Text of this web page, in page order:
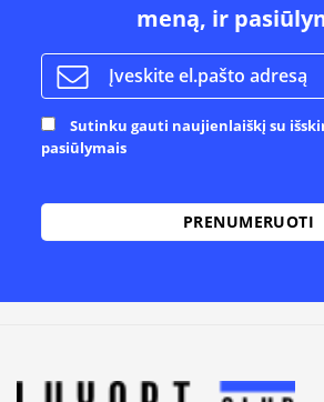
meną, ir
Sutinku gauti naujienlaiškį su
pasiūlymais